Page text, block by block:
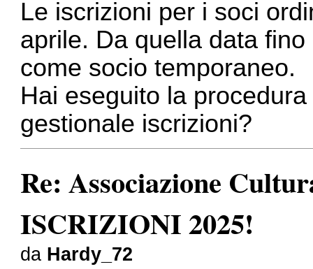
Le iscrizioni per i soci
aprile. Da quella data
come socio temporaneo.
Hai eseguito la
gestionale iscrizioni?
Re: Associazione
ISCRIZIONI 2025!
da Hardy_72